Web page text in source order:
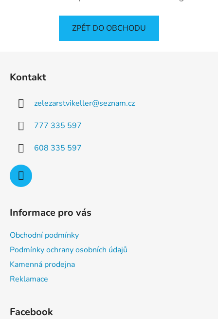
ZPĚT DO OBCHODU
Kontakt
zelezarstvikeller@seznam.cz
777 335 597
608 335 597
Informace pro vás
Obchodní podmínky
Podmínky ochrany osobních údajů
Kamenná prodejna
Reklamace
Facebook